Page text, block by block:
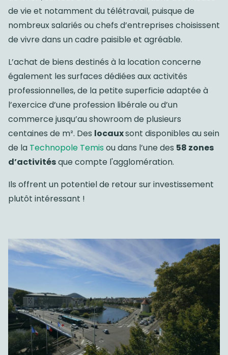
de vie et notamment du télétravail, puisque de
nombreux salariés ou chefs d’entreprises choisissent
de vivre dans un cadre paisible et agréable.
L’achat de biens destinés à la location concerne
également les surfaces dédiées aux activités
professionnelles, de la petite superficie adaptée à
l’exercice d’une profession libérale ou d’un
commerce jusqu’au showroom de plusieurs
centaines de m². Des locauxsont disponibles au sein
de la Technopole Temis ou dans l’une des 58 zones
d’activitésque compte l'agglomération.
Ils offrent un potentiel de retour sur investissement
plutôt intéressant !